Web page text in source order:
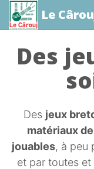
Le
Des
Des jeux
matériaux
jouables, à peu
et par toutes